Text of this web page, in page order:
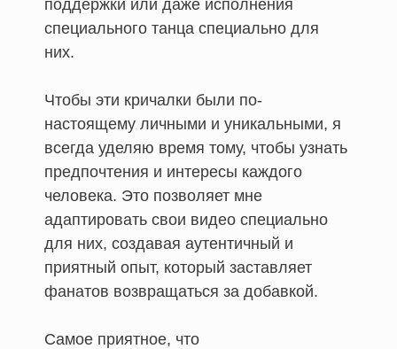
поддержки или даже исполнения
специального танца специально для
них.
Чтобы эти кричалки были по-
настоящему личными и уникальными, я
всегда уделяю время тому, чтобы узнать
предпочтения и интересы каждого
человека. Это позволяет мне
адаптировать свои видео специально
для них, создавая аутентичный и
приятный опыт, который заставляет
фанатов возвращаться за добавкой.
Самое приятное, что